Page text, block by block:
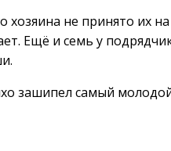
не принято их на
Ещё и семь у
зашипел самый